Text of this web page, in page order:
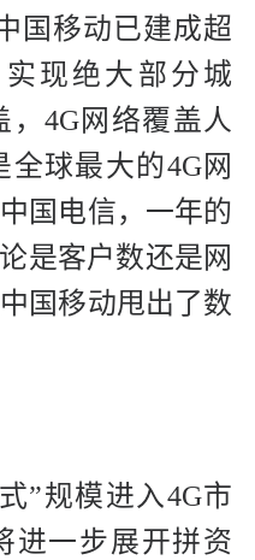
国移动已建成超
现绝大部分城
，4G网络覆盖人
全球最大的4G网
国电信，一年的
是客户数还是网
国移动甩出了数
”规模进入4G市
进一步展开拼资